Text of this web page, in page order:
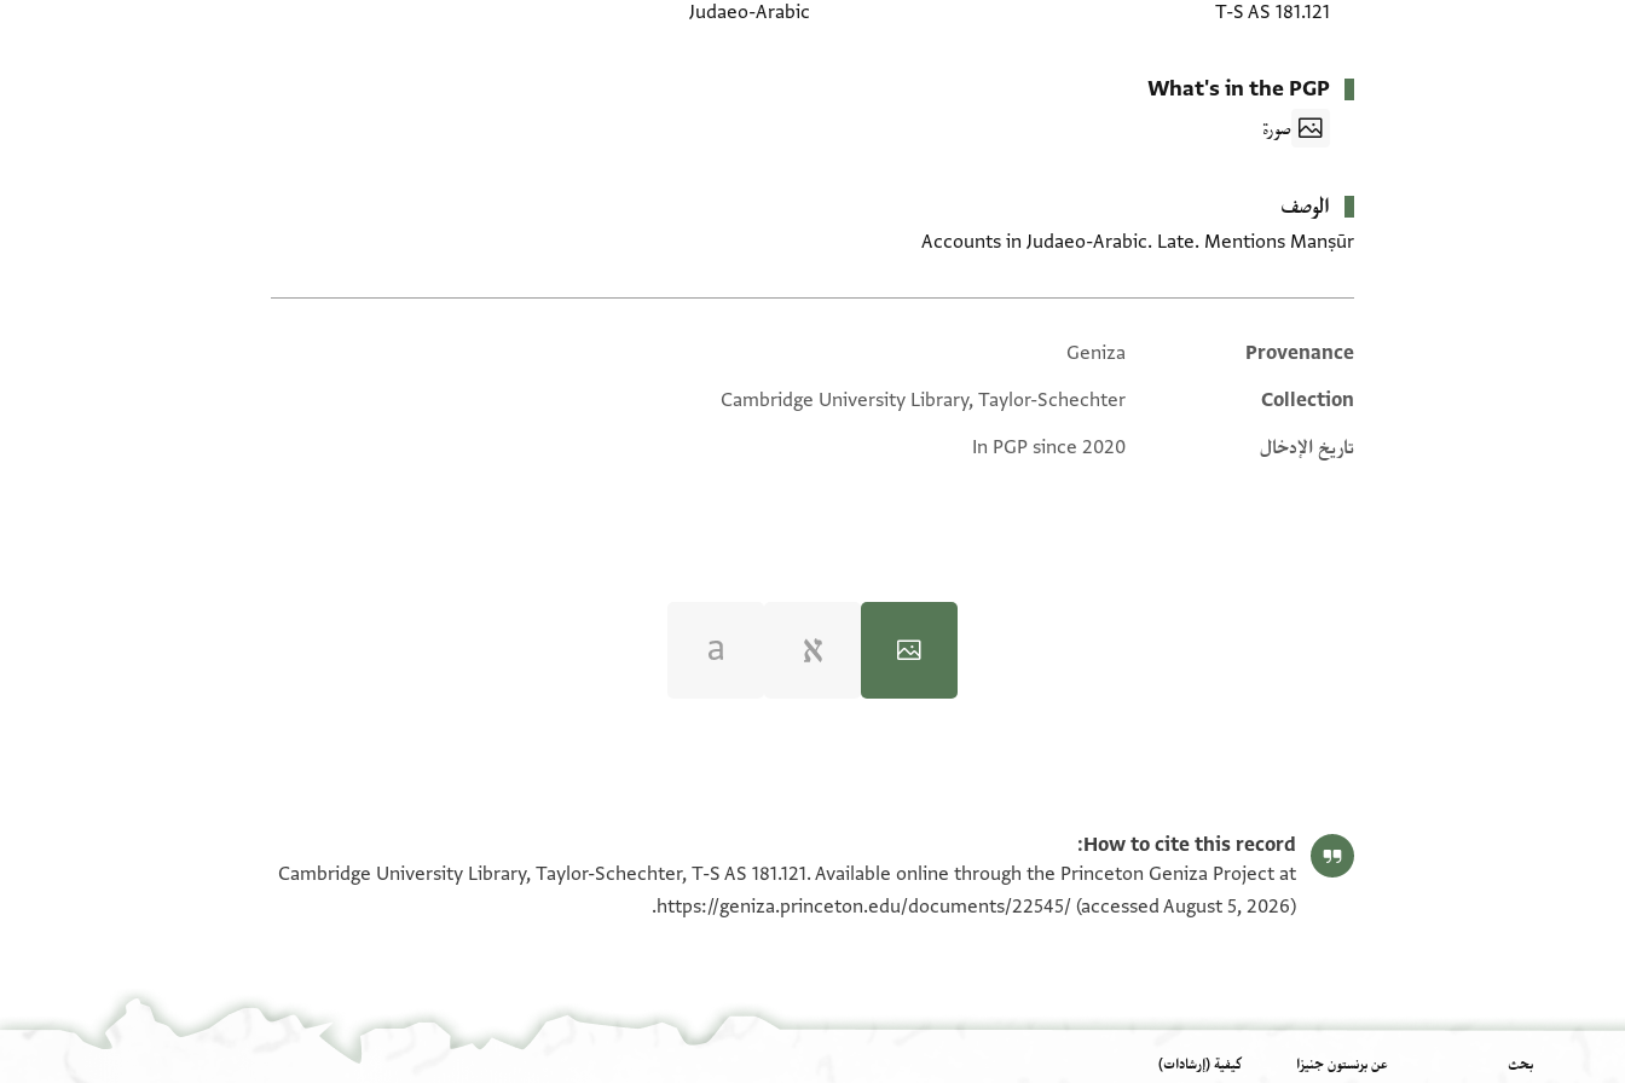
T-S AS 181.121
Judaeo-Arabic
What's in the PGP
صورة
الوصف
Accounts in Judaeo-Arabic. Late. Mentions Manṣūr
Additional metadata
Provenance
Geniza
Collection
Cambridge University Library, Taylor-Schechter
تاريخ الإدخال
In PGP since 2020
100%
100%
How to cite this record:
Cambridge University Library, Taylor-Schechter, T-S AS 181.121. Available online through the Princeton Geniza Project at
https://geniza.princeton.edu/documents/22545/ (accessed August 5, 2026).
بحث عن برنستون جنيزا كيفية (إرشادات)